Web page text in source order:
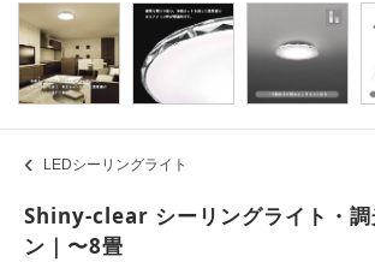
LEDシーリングライト
Shiny-clear シーリングライト・調
ン｜〜8畳